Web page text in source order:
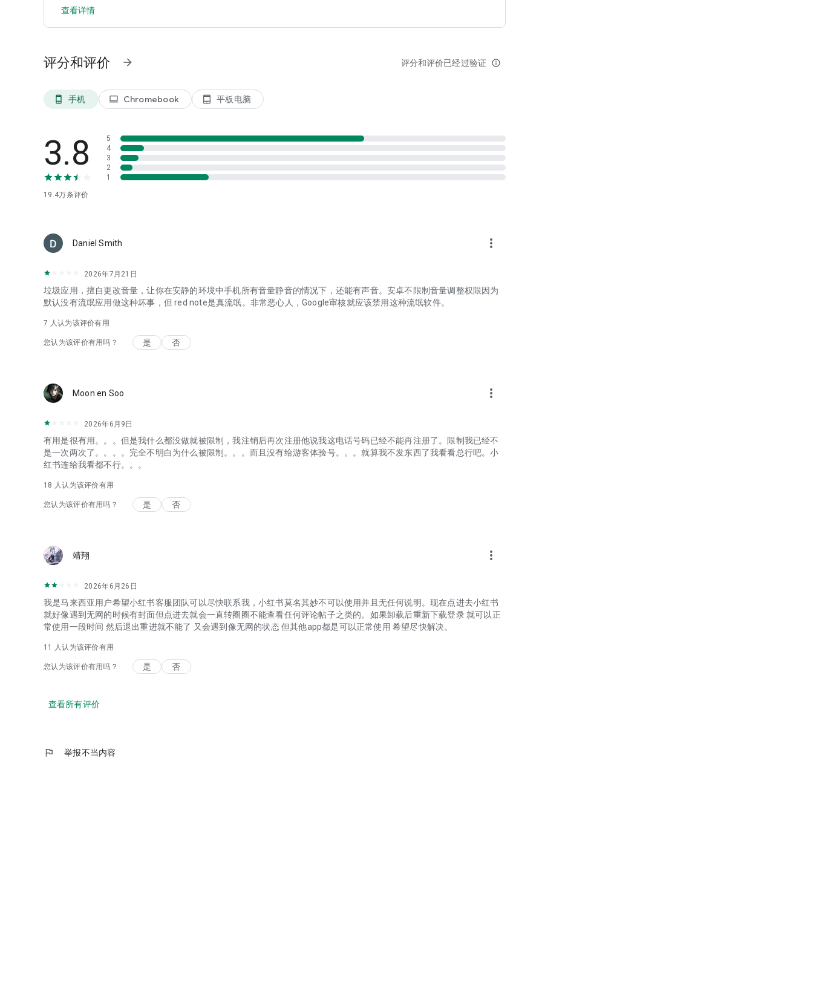
查看详情
评分和评价 arrow_forward 评分和评价已经过验证 info_outline
phone_android 手机 laptop Chromebook tablet_android 平板电脑
3.8
19.4万条评价
5
4
3
2
1
Daniel Smith more_vert
2026年7月21日
垃圾应用，擅自更改音量，让你在安静的环境中手机所有音量静音的情况下，还能有声音。安卓不限制音量调整权限因为
默认没有流氓应用做这种坏事，但 red note是真流氓。非常恶心人，Google审核就应该禁用这种流氓软件。
7 人认为该评价有用
您认为该评价有用吗？ 是 否
Moon en Soo more_vert
2026年6月9日
有用是很有用。。。但是我什么都没做就被限制，我注销后再次注册他说我这电话号码已经不能再注册了。限制我已经不
是一次两次了。。。。完全不明白为什么被限制。。。而且没有给游客体验号。。。就算我不发东西了我看看总行吧。小
红书连给我看都不行。。。
18 人认为该评价有用
您认为该评价有用吗？ 是 否
靖翔 more_vert
2026年6月26日
我是马来西亚用户希望小红书客服团队可以尽快联系我，小红书莫名其妙不可以使用并且无任何说明。现在点进去小红书
就好像遇到无网的时候有封面但点进去就会一直转圈圈不能查看任何评论帖子之类的。如果卸载后重新下载登录 就可以正
常使用一段时间 然后退出重进就不能了 又会遇到像无网的状态 但其他app都是可以正常使用 希望尽快解决。
11 人认为该评价有用
您认为该评价有用吗？ 是 否
查看所有评价
flag 举报不当内容